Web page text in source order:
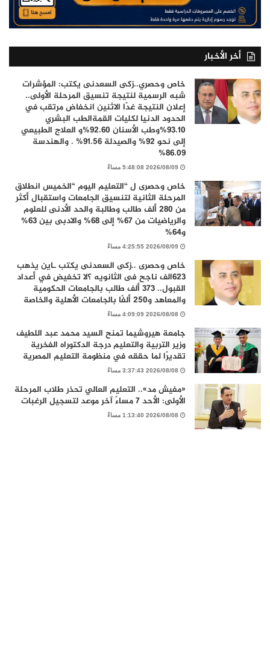
أخر الأخبار
خاص وحصري..زكى السعدنى يكتب: المؤشرات
شبه الرسمية لنتيجة تنسيق المرحلة الأولى..
إعلان النتيجة غدًا الاثنين انخفاض مرتقب في
الحدود الدنيا لكليات القمةالطب البشري
93.10%وطب الأسنان 92.60%و العلاج الطبيعي
إلى نحو 92% والصيدلة 91.56% . والهندسة
86.09%
2026/08/09 5:48:08 مساءً
خاص وحصرى ل “التعليم اليوم “الخميس انطلاق
المرحلة الثانية لتنسيق الجامعات واستقبال أكثر
من 280 ألف طالب وطالبة والحد الأدنى للعلوم
والرياضيات من 67% إلى 68% والادبى بين 63%
و64%
2026/08/09 4:25:55 مساءً
خاص وحصرى ..زكى السعدنى يكتب ـاين يذهب
٦٢٣الف ناجح فى الثانويه ؟لا تخفيض في أعداد
القبول.. 373 ألف طالب بالجامعات الحكومية
والمعاهد و250 ألفًا بالجامعات الأهلية والخاصة
2026/08/08 4:09:09 مساءً
جامعة هيروشيما تمنح السيد محمد عبد اللطيف
وزير التربية والتعليم درجة الدكتوراه الفخرية
تقديرًا لما حققه في منظومة التعليم المصرية
2026/08/08 3:37:43 مساءً
«مفيش مد».. التعليم العالي تحذر طلاب المرحلة
الأولى: الأحد 7 مساءً آخر موعد لتسجيل الرغبات
2026/08/08 1:13:40 مساءً